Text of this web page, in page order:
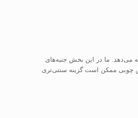
اطلاعات مفیدی ارائه می‌دهد. ما در این بخش جنبه‌های
چوبی ممکن است گزینه سنتی‌تری